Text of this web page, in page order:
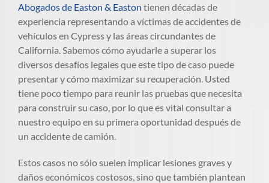
Abogados de Easton & Easton tienen décadas de
experiencia representando a víctimas de accidentes de
vehículos en Cypress y las áreas circundantes de
California. Sabemos cómo ayudarle a superar los
diversos desafíos legales que este tipo de caso puede
presentar y cómo maximizar su recuperación. Usted
tiene poco tiempo para reunir las pruebas que necesita
para construir su caso, por lo que es vital consultar a
nuestro equipo en su primera oportunidad después de
un accidente de camión.
Estos casos no sólo suelen implicar lesiones graves y
daños económicos costosos, sino que también plantean